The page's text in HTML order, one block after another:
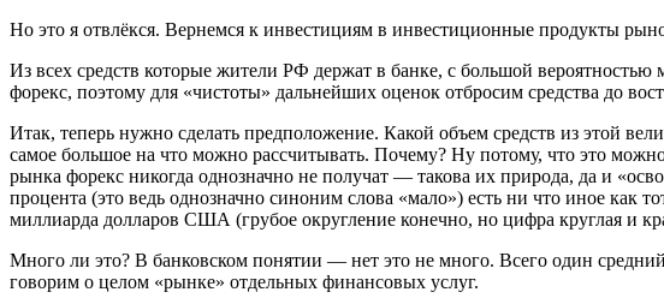
Но это я отвлёкся. Вернемся к инвестициям в инвестиционные продукты
Из всех средств которые жители РФ держат в банке, с большой
форекс, поэтому для «чистоты» дальнейших оценок отбросим средства до
Итак, теперь нужно сделать предположение. Какой объем средств из этой
самое большое на что можно рассчитывать. Почему? Ну потому, что это
рынка форекс никогда однозначно не получат — такова их природа, да и
процента (это ведь однозначно синоним слова «мало») есть ни что иное
миллиарда долларов США (грубое округление конечно, но цифра круглая и
Много ли это? В банковском понятии — нет это не много. Всего один
говорим о целом «рынке» отдельных финансовых услуг.